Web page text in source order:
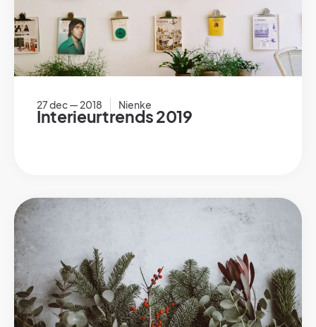
27 dec — 2018 Nienke
Interieurtrends 2019